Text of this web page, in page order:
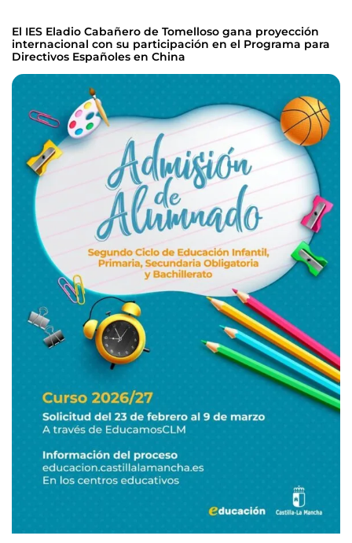
El IES Eladio Cabañero de Tomelloso gana proyección
internacional con su participación en el Programa para
Directivos Españoles en China